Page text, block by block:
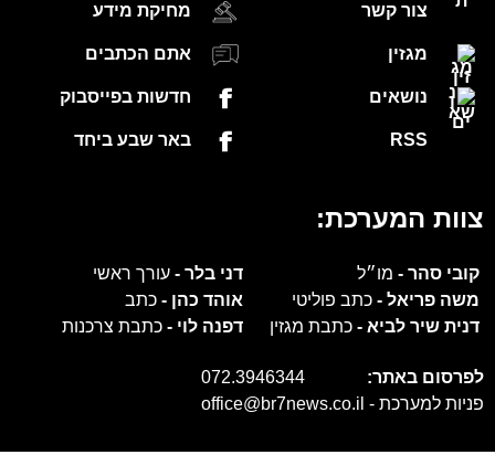
מחיקת מידע
אתם הכתבים
חדשות בפייסבוק
באר שבע ביחד
צור קשר
מגזין
נושאים
RSS
צוות המערכת:
קובי סהר - מו״ל דני בלר -עורך ראשי
משה פריאל - כתב פוליטי אוהד כהן -כתב
דנית שיר לביא - כתבת מגזין דפנה לוי -כתבת צרכנות
לפרסום באתר:
072.3946344
פניות למערכת - office@br7news.co.il